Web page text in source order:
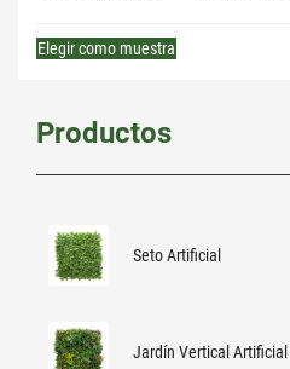
Elegir como muestra
Productos
Seto Artificial
Jardín Vertical Artificial